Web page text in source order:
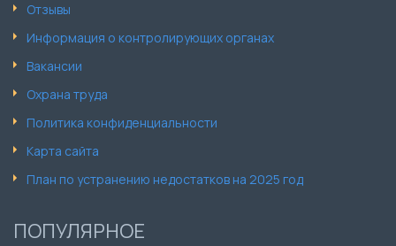
Отзывы
Информация о контролирующих органах
Вакансии
Охрана труда
Политика конфиденциальности
Карта сайта
План по устранению недостатков на 2025 год
ПОПУЛЯРНОЕ